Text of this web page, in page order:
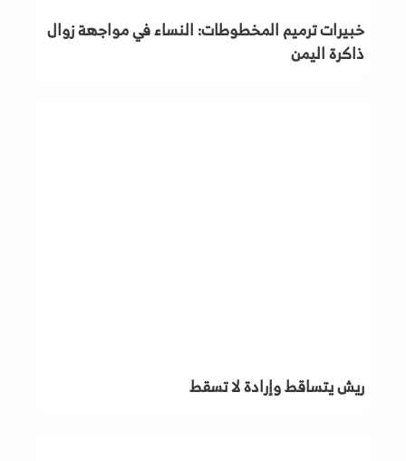
خبيرات ترميم المخطوطات: النساء في مواجهة زوال
ذاكرة اليمن
ريش يتساقط وإرادة لا تسقط